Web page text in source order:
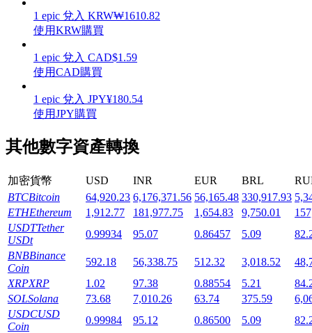
機槍池
一鍵質押鎖定高收益
1 epic 兌入 KRW₩1610.82
使用KRW購買
1 epic 兌入 CAD$1.59
使用CAD購買
1 epic 兌入 JPY¥180.54
使用JPY購買
其他數字資產轉換
加密貨幣 USD INR EUR BRL
BTCBitcoin 64,920.23 6,176,371.56 56,165.48 330,917.93
ETHEthereum 1,912.77 181,977.75 1,654.83 9,750.01
USDTTether
USDt
0.99934 95.07 0.86457 5.09
BNBBinance
Coin
592.18 56,338.75 512.32 3,018.52
XRPXRP 1.02 97.38 0.88554 5.21
SOLSolana 73.68 7,010.26 63.74 375.59
USDCUSD
Coin
0.99984 95.12 0.86500 5.09